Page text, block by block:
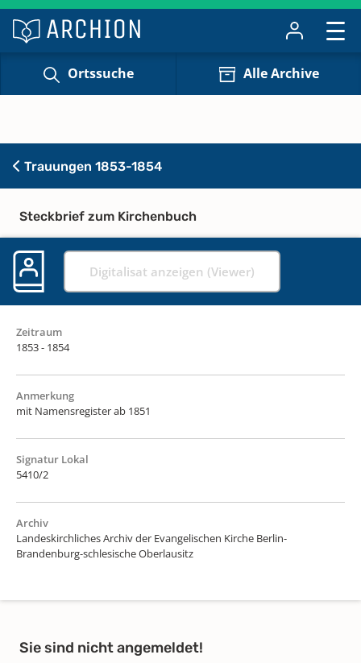
Ortssuche Alle Archive
Trauungen 1853-1854
Steckbrief zum Kirchenbuch
Digitalisat anzeigen (Viewer)
Zeitraum
1853 - 1854
Anmerkung
mit Namensregister ab 1851
Signatur Lokal
5410/2
Archiv
Landeskirchliches Archiv der Evangelischen Kirche Berlin-
Brandenburg-schlesische Oberlausitz
Sie sind nicht angemeldet!